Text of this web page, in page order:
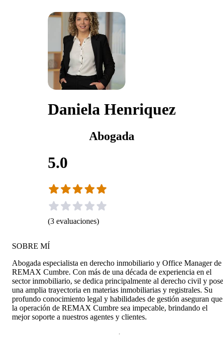
Daniela Henriquez
Abogada
5.0
(3 evaluaciones)
SOBRE MÍ
Abogada especialista en derecho inmobiliario y Office Manager de
REMAX Cumbre. Con más de una década de experiencia en el
sector inmobiliario, se dedica principalmente al derecho civil y
una amplia trayectoria en materias inmobiliarias y registrales. Su
profundo conocimiento legal y habilidades de gestión aseguran que
la operación de REMAX Cumbre sea impecable, brindando el
mejor soporte a nuestros agentes y clientes.